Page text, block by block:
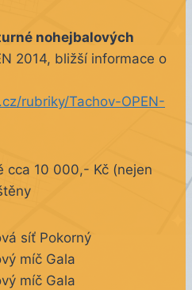
nohejbalových
2014, bližší informace o
rubriky/Tachov-OPEN-
cca 10 000,- Kč (nejen
síť Pokorný
míč Gala
míč Gala